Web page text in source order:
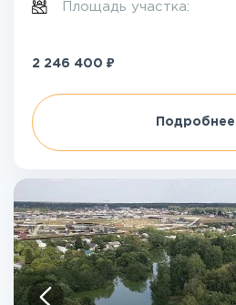
Площадь участка:
2 246 400 ₽
Подробнее